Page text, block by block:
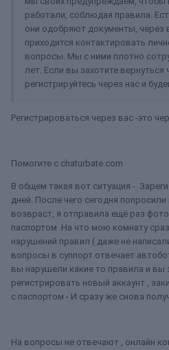
работали, соблюдая правила.
они одобряют документы, через
приходится контактировать
вопросы. Мы с ними плотно
лет. Если вы захотите вернуться
регистрируйтесь через нас и
Регистрироваться через вас -это
Помогите с chaturbate.com
В общем такая вот ситуация -
дней. После чего сегодня
возвраст, я отправила ещё раз
паспортом .На что мою комнату
нарушений правил ( даже не
вопросы в суппорт отвечает
вы нарушели какие то правила и
регистрировать новый аккаунт ,
с паспортом - И сразу же снова
На вопросы не отвечают , онлайн